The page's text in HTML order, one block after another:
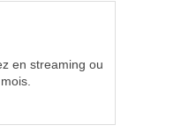
en streaming ou